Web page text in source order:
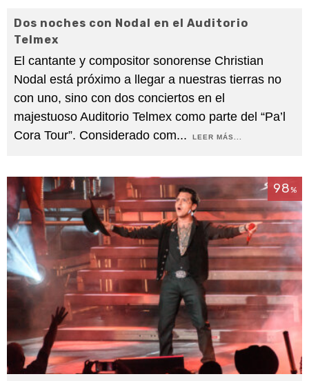
Dos noches con Nodal en el Auditorio
Telmex
El cantante y compositor sonorense Christian
Nodal está próximo a llegar a nuestras tierras no
con uno, sino con dos conciertos en el
majestuoso Auditorio Telmex como parte del “Pa’l
Cora Tour”. Considerado com... LEER MÁS...
98%